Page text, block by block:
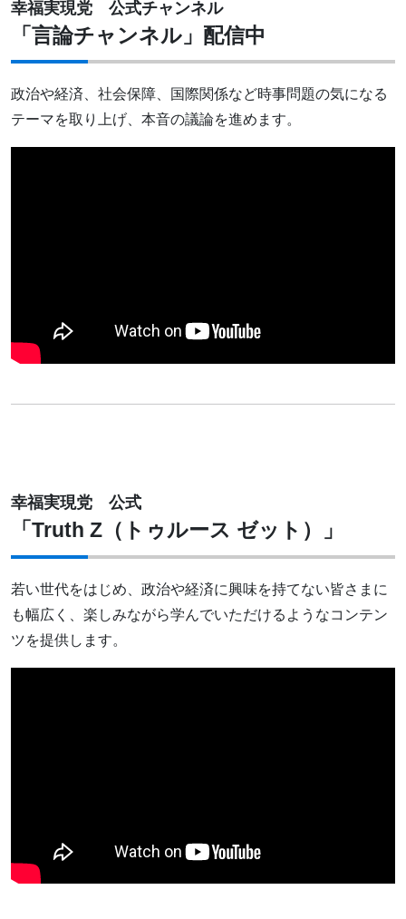
幸福実現党 公式チャンネル
「言論チャンネル」配信中
政治や経済、社会保障、国際関係など時事問題の気になる
テーマを取り上げ、本音の議論を進めます。
幸福実現党 公式
「Truth Z（トゥルース ゼット）」
若い世代をはじめ、政治や経済に興味を持てない皆さまに
も幅広く、楽しみながら学んでいただけるようなコンテン
ツを提供します。